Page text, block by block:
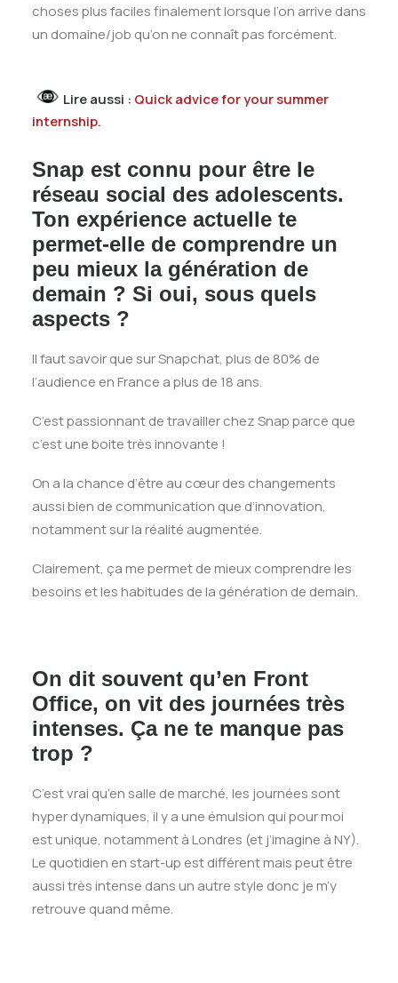
choses plus faciles finalement lorsque l’on arrive dans
un domaine/job qu’on ne connaît pas forcément.
Lire aussi : Quick advice for your summer
internship.
Snap est connu pour être le
réseau social des adolescents.
Ton expérience actuelle te
permet-elle de comprendre un
peu mieux la génération de
demain ? Si oui, sous quels
aspects ?
Il faut savoir que sur Snapchat, plus de 80% de
l’audience en France a plus de 18 ans.
C’est passionnant de travailler chez Snap parce que
c’est une boite très innovante !
On a la chance d’être au cœur des changements
aussi bien de communication que d’innovation,
notamment sur la réalité augmentée.
Clairement, ça me permet de mieux comprendre les
besoins et les habitudes de la génération de demain.
On dit souvent qu’en Front
Office, on vit des journées très
intenses. Ça ne te manque pas
trop ?
C’est vrai qu’en salle de marché, les journées sont
hyper dynamiques, il y a une émulsion qui pour moi
est unique, notamment à Londres (et j’imagine à NY).
Le quotidien en start-up est différent mais peut être
aussi très intense dans un autre style donc je m’y
retrouve quand même.